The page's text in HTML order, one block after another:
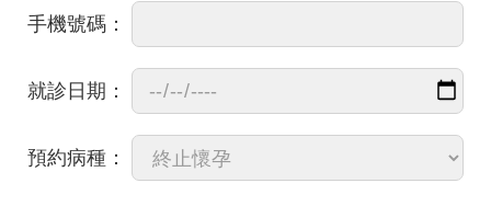
手機號碼：
就診日期：
預約病種：